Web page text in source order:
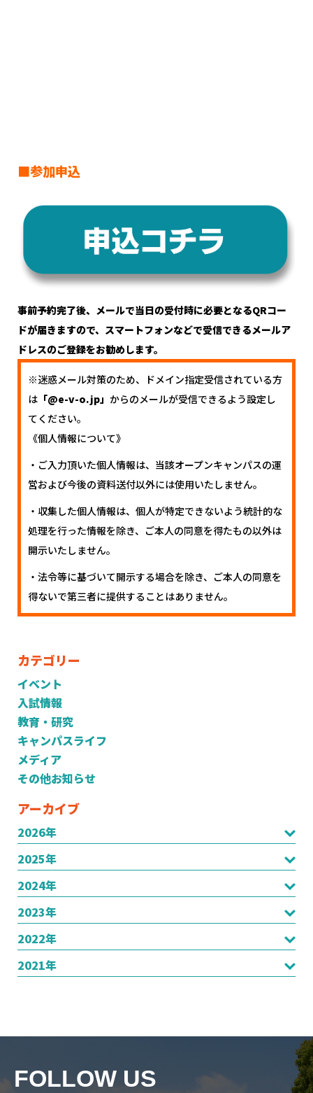
カテゴリー
イベント
入試情報
教育・研究
キャンパスライフ
メディア
その他お知らせ
アーカイブ
2026年
2025年
2024年
2023年
2022年
2021年
■参加申込
事前予約完了後、メールで当日の受付時に必要となるQRコー
ドが届きますので、スマートフォンなどで受信できるメールア
ドレスのご登録をお勧めします。
※迷惑メール対策のため、ドメイン指定受信されている方
は 「@e-v-o.jp」 からのメールが受信できるよう設定し
てください。
《個人情報について》
・ご入力頂いた個人情報は、当該オープンキャンパスの運
営および今後の資料送付以外には使用いたしません。
・収集した個人情報は、個人が特定できないよう統計的な
処理を行った情報を除き、ご本人の同意を得たもの以外は
開示いたしません。
・法令等に基づいて開示する場合を除き、ご本人の同意を
得ないで第三者に提供することはありません。
FOLLOW US